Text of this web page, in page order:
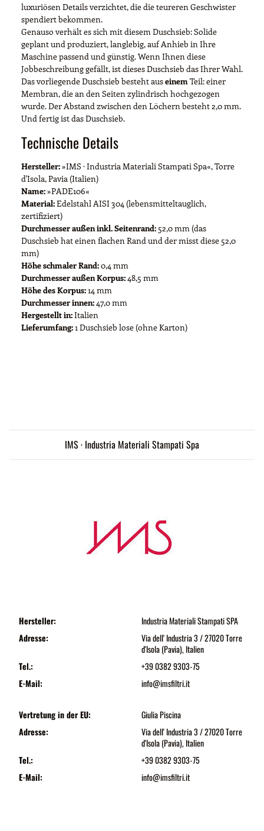
luxuriösen Details verzichtet, die die teureren Geschwister
spendiert bekommen.
Genauso verhält es sich mit diesem Duschsieb: Solide
geplant und produziert, langlebig, auf Anhieb in Ihre
Maschine passend und günstig. Wenn Ihnen diese
Jobbeschreibung gefällt, ist dieses Duschsieb das Ihrer Wahl.
Das vorliegende Duschsieb besteht auseinemTeil: einer
Membran, die an den Seiten zylindrisch hochgezogen
wurde. Der Abstand zwischen den Löchern besteht 2,0 mm.
Und fertig ist das Duschsieb.
Technische Details
Hersteller:»IMS · Industria Materiali Stampati Spa«, Torre
d'Isola, Pavia (Italien)
Name:»PADE106«
Material:Edelstahl AISI 304 (lebensmitteltauglich,
zertifiziert)
Durchmesser außen inkl. Seitenrand: 52,0 mm (das
Duschsieb hat einen flachen Rand und der misst diese 52,0
mm)
Höhe schmaler Rand:0,4 mm
Durchmesser außen Korpus:48,5 mm
Höhe des Korpus:14 mm
Durchmesser innen:47,0 mm
Hergestellt in:Italien
Lieferumfang:1 Duschsieb lose (ohne Karton)
IMS · Industria Materiali Stampati Spa
Hersteller:
Industria Materiali Stampati SPA
Adresse:
Via dell' Industria 3 / 27020 Torre
d'Isola (Pavia), Italien
Tel.:
+39 0382 9303-75
E-Mail:
info@imsfiltri.it
Vertretung in der EU:
Giulia Piscina
Adresse:
Via dell' Industria 3 / 27020 Torre
d'Isola (Pavia), Italien
Tel.:
+39 0382 9303-75
E-Mail:
info@imsfiltri.it